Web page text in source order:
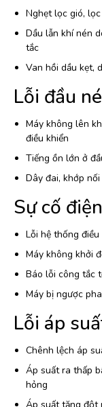
Nghẹt lọc gió,
Dầu lẫn khí nén
tắc
Van hồi dầu kẹt,
Lỗi đầu
Máy không lên
điều khiển
Tiếng ồn lớn ở
Dây đai, khớp
Sự cố
Lỗi hệ thống điều
Máy không khởi
Báo lỗi công tắc
Máy bị ngược
Lỗi áp
Chênh lệch áp
Áp suất ra thấp
hỏng